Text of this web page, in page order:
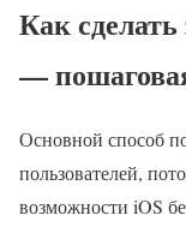
Как
—
Основной способ
пользователей,
возможности iOS